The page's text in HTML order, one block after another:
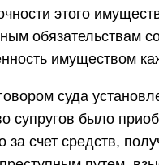
этого
обязательствам
имуществом
суда
супругов было
за счет средств,